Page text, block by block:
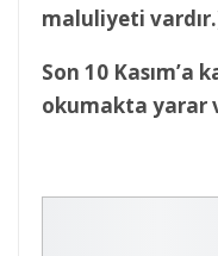
maluliyeti
Son 10
okumakta yarar